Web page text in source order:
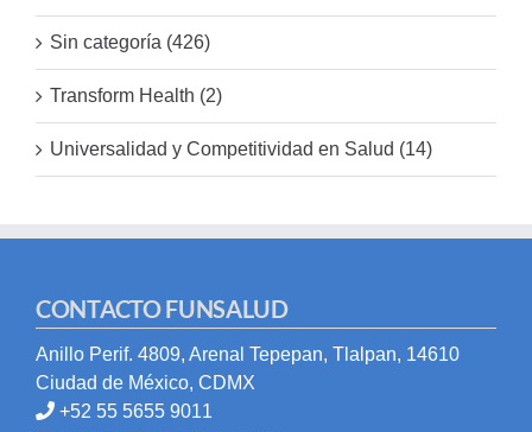
Sin categoría (426)
Transform Health (2)
Universalidad y Competitividad en Salud (14)
CONTACTO FUNSALUD
Anillo Perif. 4809, Arenal Tepepan, Tlalpan, 14610
Ciudad de México, CDMX
+52 55 5655 9011